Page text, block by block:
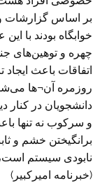
بر اساس گزارشات
خوابگاه بودند با
چهره و توهین‌های
اتفاقات باعث
روزمره آن¬ها
دانشجویان در کنار
و سرکوب نه تنها
برانگیختن خشم و
نابودی سیستم
(خبرنامه امیرکبیر)